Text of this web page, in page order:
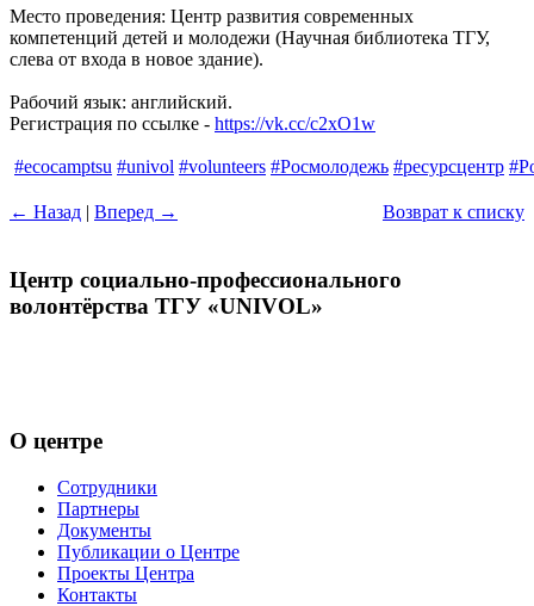
Место проведения: Центр развития современных
компетенций детей и молодежи (Научная библиотека ТГУ,
слева от входа в новое здание).
Рабочий язык: английский.
Регистрация по ссылке - https://vk.cc/c2xO1w
#ecocamptsu #univol #volunteers #Росмолодежь #ресурсцентр
Возврат к списку
← Назад | Вперед →
Центр социально-профессионального
волонтёрства ТГУ «UNIVOL»
О центре
Сотрудники
Партнеры
Документы
Публикации о Центре
Проекты Центра
Контакты